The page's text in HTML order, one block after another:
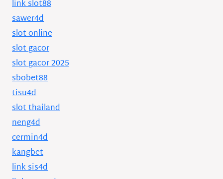
link slot88
sawer4d
slot online
slot gacor
slot gacor 2025
sbobet88
tisu4d
slot thailand
neng4d
cermin4d
kangbet
link sis4d